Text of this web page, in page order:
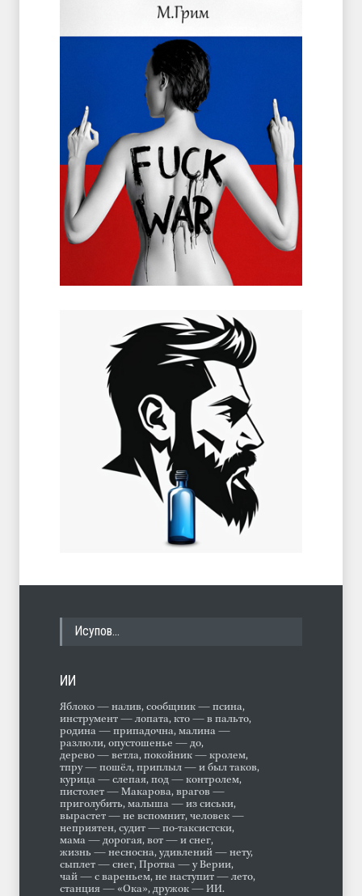
Исупов…
ИИ
Яблоко — налив, сообщник — псина,
инструмент — лопата, кто — в пальто,
родина — припадочна, малина —
разлюли, опустошенье — до,
дерево — ветла, покойник — кролем,
тпру — пошёл, приплыл — и был таков,
курица — слепая, под — контролем,
пистолет — Макарова, врагов —
приголубить, малыша — из сиськи,
вырастет — не вспомнит, человек —
неприятен, судит — по-таксистски,
мама — дорогая, вот — и снег,
жизнь — несносна, удивлений — нету,
сыплет — снег, Протва — у Верии,
чай — с вареньем, не наступит — лето,
станция — «Ока», дружок — ИИ.